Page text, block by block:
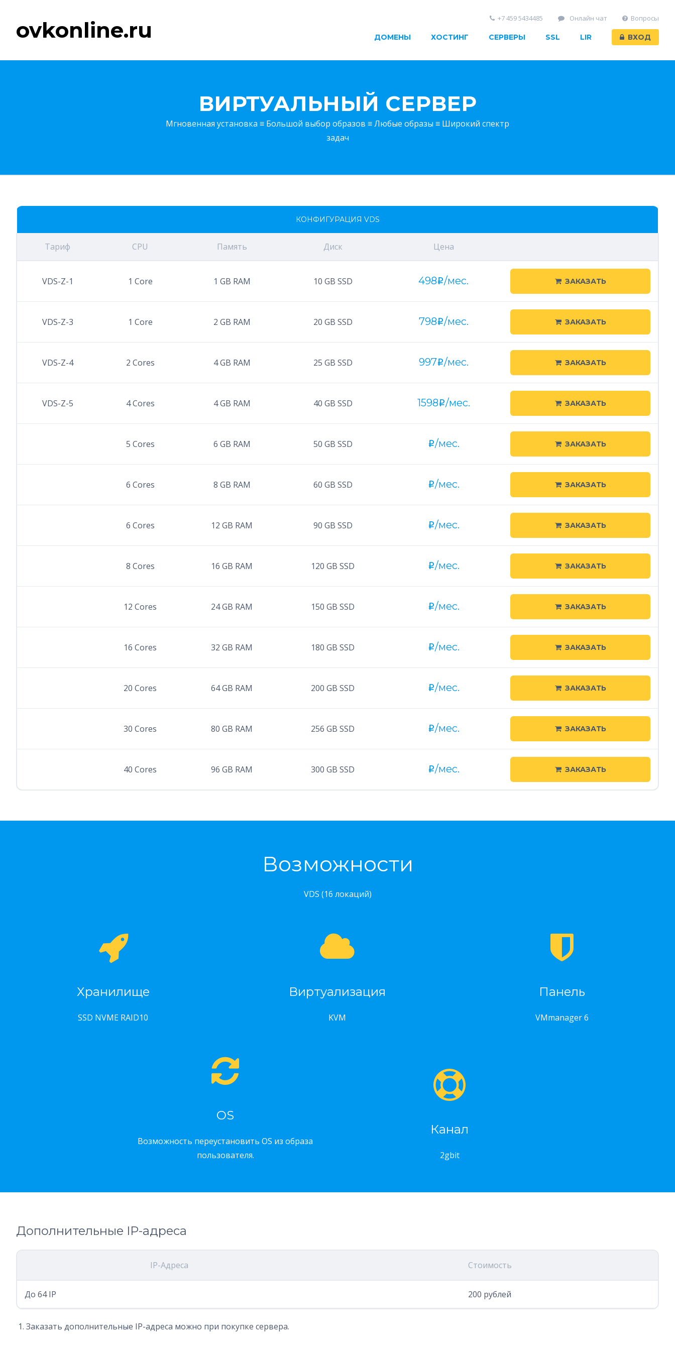
ovkonline.ru ДОМЕНЫ ХОСТИНГ СЕРВЕРЫ SSL LIR ВХОД
+7 459 5434485 Онлайн чат Вопросы
ВИРТУАЛЬНЫЙ СЕРВЕР
Мгновенная установка ≡ Большой выбор образов ≡ Любые образы ≡ Широкий спектр
задач
КОНФИГУРАЦИЯ VDS
Тариф CPU Память Диск Цена
VDS-Z-1 1 Core 1 GB RAM 10 GB SSD 498i/мес. ЗАКАЗАТЬ
VDS-Z-3 1 Core 2 GB RAM 20 GB SSD 798i/мес. ЗАКАЗАТЬ
VDS-Z-4 2 Cores 4 GB RAM 25 GB SSD 997i/мес. ЗАКАЗАТЬ
VDS-Z-5 4 Cores 4 GB RAM 40 GB SSD 1598i/мес. ЗАКАЗАТЬ
5 Cores 6 GB RAM 50 GB SSD i/мес. ЗАКАЗАТЬ
6 Cores 8 GB RAM 60 GB SSD i/мес. ЗАКАЗАТЬ
6 Cores 12 GB RAM 90 GB SSD i/мес. ЗАКАЗАТЬ
8 Cores 16 GB RAM 120 GB SSD i/мес. ЗАКАЗАТЬ
12 Cores 24 GB RAM 150 GB SSD i/мес. ЗАКАЗАТЬ
16 Cores 32 GB RAM 180 GB SSD i/мес. ЗАКАЗАТЬ
20 Cores 64 GB RAM 200 GB SSD i/мес. ЗАКАЗАТЬ
30 Cores 80 GB RAM 256 GB SSD i/мес. ЗАКАЗАТЬ
40 Cores 96 GB RAM 300 GB SSD i/мес. ЗАКАЗАТЬ
Возможности
VDS (16 локаций)
Хранилище
SSD NVME RAID10
Виртуализация
KVM
Панель
VMmanager 6
OS
Возможность переустановить OS из образа
пользователя.
Канал
2gbit
Дополнительные IP-адреса
IP-Адреса Стоимость
До 64 IP 200 рублей
Заказать дополнительные IP-адреса можно при покупке сервера.